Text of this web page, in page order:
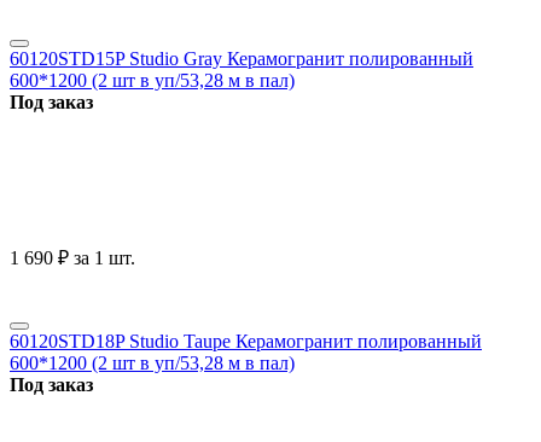
60120STD15P Studio Gray Керамогранит полированный
600*1200 (2 шт в уп/53,28 м в пал)
Под заказ
1 690 ₽ за 1 шт.
60120STD18P Studio Taupe Керамогранит полированный
600*1200 (2 шт в уп/53,28 м в пал)
Под заказ